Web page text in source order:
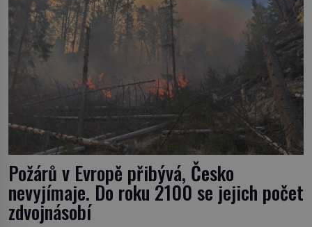
Požárů v Evropě přibývá, Česko
nevyjímaje. Do roku 2100 se jejich počet
zdvojnásobí